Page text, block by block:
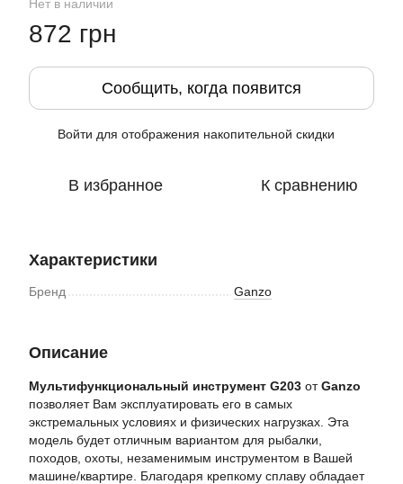
Нет в наличии
872 грн
Сообщить, когда появится
Войти для отображения накопительной скидки
В избранное К сравнению
Характеристики
Бренд Ganzo
Описание
Мультифункциональный инструмент G203 отGanzo
позволяет Вам эксплуатировать его в самых
экстремальных условиях и физических нагрузках. Эта
модель будет отличным вариантом для рыбалки,
походов, охоты, незаменимым инструментом в Вашей
машине/квартире. Благодаря крепкому сплаву обладает